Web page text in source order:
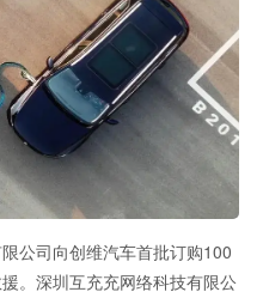
公司向创维汽车首批订购100
。深圳互充充网络科技有限公